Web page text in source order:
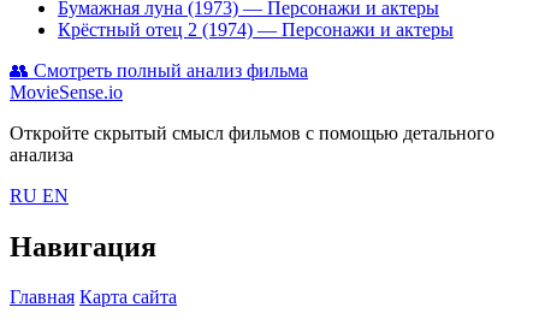
Бумажная луна (1973) — Персонажи и актеры
Крёстный отец 2 (1974) — Персонажи и актеры
👥 Смотреть полный анализ фильма
MovieSense.io
Откройте скрытый смысл фильмов с помощью детального
анализа
RU EN
Навигация
Главная Карта сайта